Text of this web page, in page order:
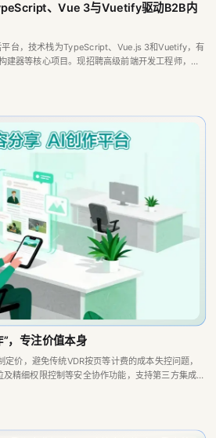
、Vue 3与Vuetify驱动B2B内
台，技术栈为TypeScript、Vue.js 3和Vuetify，有
建器等核心项目。现招聘高级前端开发工程师，要
与发展机会，致...
，专注价值本身
价，避免传统VDR按页等计费的成本失控问题，
精细权限控制等安全协作功能，支持第三方集成，
价比高。